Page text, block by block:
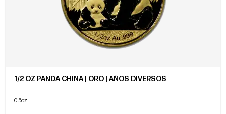
1/2 OZ PANDA CHINA | ORO | AÑOS DIVERSOS
0.5oz